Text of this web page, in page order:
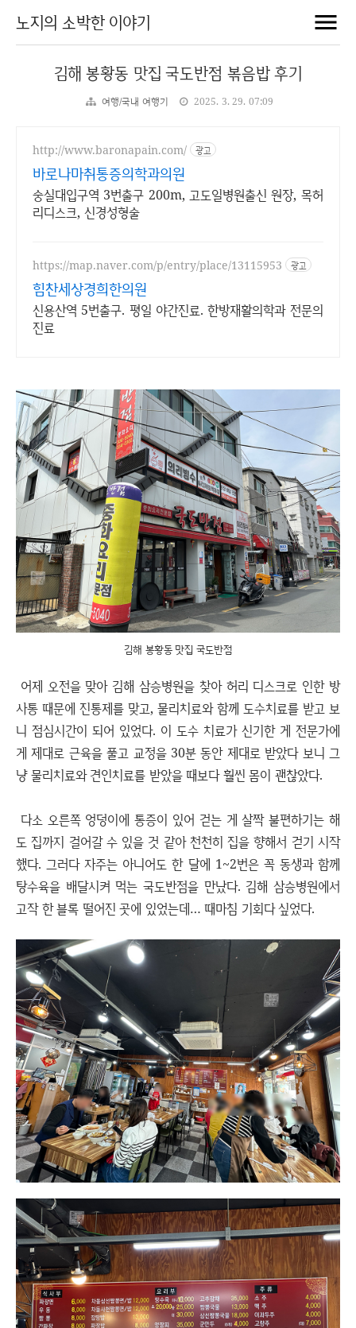
노지의 소박한 이야기
김해 봉황동 맛집 국도반점 볶음밥 후기
여행/국내 여행기 2025. 3. 29. 07:09
http://www.baronapain.com/ 광고
바로나마취통증의학과의원
숭실대입구역 3번출구 200m, 고도일병원출신 원장, 목허
리디스크, 신경성형술
https://map.naver.com/p/entry/place/13115953 광고
힘찬세상경희한의원
신용산역 5번출구. 평일 야간진료. 한방재활의학과 전문의
진료
김해 봉황동 맛집 국도반점
어제 오전을 맞아 김해 삼승병원을 찾아 허리 디스크로 인한 방
사통 때문에 진통제를 맞고, 물리치료와 함께 도수치료를 받고 보
니 점심시간이 되어 있었다. 이 도수 치료가 신기한 게 전문가에
게 제대로 근육을 풀고 교정을 30분 동안 제대로 받았다 보니 그
냥 물리치료와 견인치료를 받았을 때보다 훨씬 몸이 괜찮았다.
다소 오른쪽 엉덩이에 통증이 있어 걷는 게 살짝 불편하기는 해
도 집까지 걸어갈 수 있을 것 같아 천천히 집을 향해서 걷기 시작
했다. 그러다 자주는 아니어도 한 달에 1~2번은 꼭 동생과 함께
탕수육을 배달시켜 먹는 국도반점을 만났다. 김해 삼승병원에서
고작 한 블록 떨어진 곳에 있었는데… 때마침 기회다 싶었다.